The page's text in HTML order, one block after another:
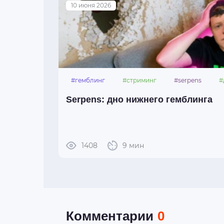
10 июня 2026
#гемблинг #стриминг #serpens
Serpens: дно нижнего гемблинга
1408 9 мин
Комментарии 0